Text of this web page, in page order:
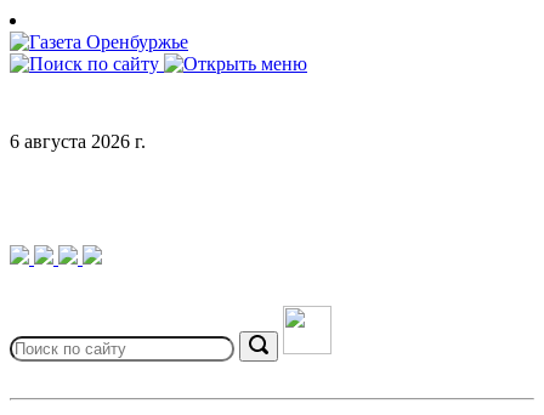
Skip
to
content
6 августа 2026 г.
for:
Search